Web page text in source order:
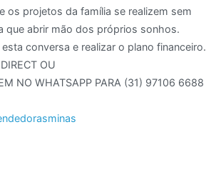
os projetos da família se realizem sem
que abrir mão dos próprios sonhos.
conversa e realizar o plano financeiro.
OU
NO WHATSAPP PARA (31) 97106 6688